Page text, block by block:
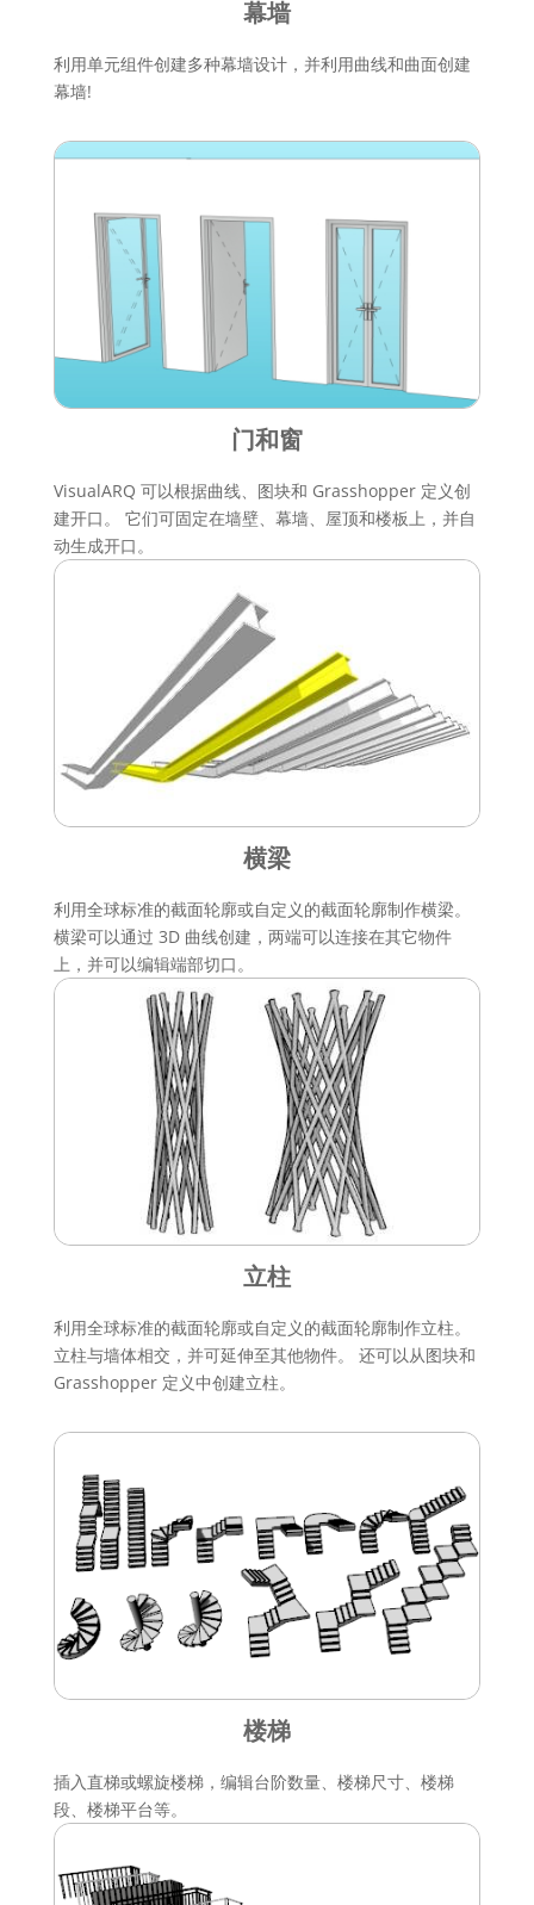
幕墙
利用单元组件创建多种幕墙设计，并利用曲线和曲面创建
幕墙!
门和窗
VisualARQ 可以根据曲线、图块和 Grasshopper 定义创
建开口。 它们可固定在墙壁、幕墙、屋顶和楼板上，并自
动生成开口。
横梁
利用全球标准的截面轮廓或自定义的截面轮廓制作横梁。
横梁可以通过 3D 曲线创建，两端可以连接在其它物件
上，并可以编辑端部切口。
立柱
利用全球标准的截面轮廓或自定义的截面轮廓制作立柱。
立柱与墙体相交，并可延伸至其他物件。 还可以从图块和
Grasshopper 定义中创建立柱。
楼梯
插入直梯或螺旋楼梯，编辑台阶数量、楼梯尺寸、楼梯
段、楼梯平台等。